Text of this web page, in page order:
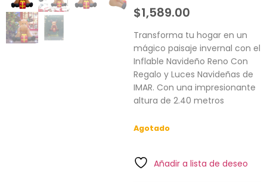
$1,589.00
Transforma tu hogar en un
mágico paisaje invernal con el
Inflable Navideño Reno Con
Regalo y Luces Navideñas de
IMAR. Con una impresionante
altura de 2.40 metros
Agotado
Añadir a lista de deseo